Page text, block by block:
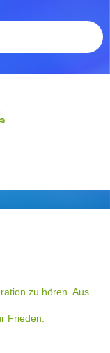
zu hören. Aus
Frieden.